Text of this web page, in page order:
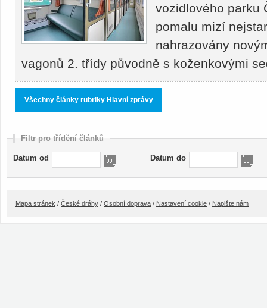
vozidlového parku
pomalu mizí
nahrazovány
vagonů 2. třídy původně s koženkovými
Všechny články rubriky Hlavní zprávy
Filtr pro třídění článků
Datum od Datum do
Mapa stránek / České dráhy / Osobní doprava / Nastavení cookie / Napište nám